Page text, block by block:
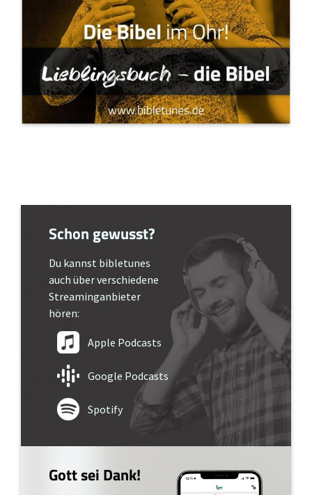
Schon gewusst?
Du kannst bibletunes
auch über verschiedene
Streaminganbieter
hören:
Apple Podcasts
Google Podcasts
Spotify
Gott sei Dank!